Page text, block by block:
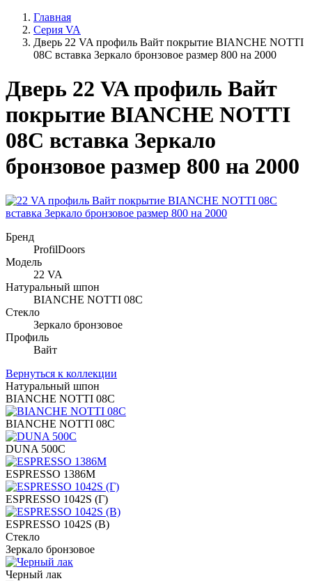
Главная
Серия VA
Дверь 22 VA профиль Вайт покрытие BIANCHE NOTTI
08C вставка Зеркало бронзовое размер 800 на 2000
Дверь 22 VA профиль Вайт
покрытие BIANCHE NOTTI
08C вставка Зеркало
бронзовое размер 800 на 2000
Бренд
ProfilDoors
Модель
22 VA
Натуральный шпон
BIANCHE NOTTI 08C
Стекло
Зеркало бронзовое
Профиль
Вайт
Вернуться к коллекции
Натуральный шпон
BIANCHE NOTTI 08C
BIANCHE NOTTI 08C
DUNA 500C
ESPRESSO 1386M
ESPRESSO 1042S (Г)
ESPRESSO 1042S (В)
Стекло
Зеркало бронзовое
Черный лак